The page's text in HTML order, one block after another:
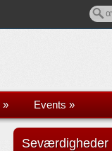
» Events »
Seværdigheder